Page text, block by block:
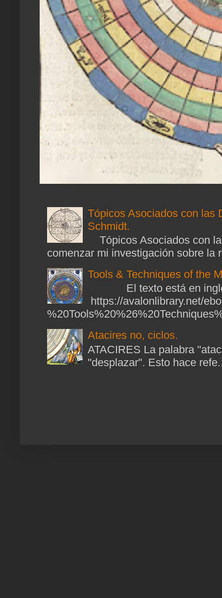
Tópicos Asociados con las
Schmidt.
Tópicos Asociados con
comenzar mi investigación sobre la
Tools & Techniques of the
El texto está en
https://avalonlibrary.net/
Atacires no, ciclos.
ATACIRES La palabra
"desplazar". Esto hace